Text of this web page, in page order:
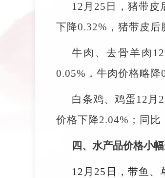
12月25日，猪带皮
下降0.32%，猪带皮后
牛肉、去骨羊肉
0.05%，牛肉价格略降
白条鸡、鸡蛋12月
价格下降2.04%；同比
四、水产品价格小
12月25日，带鱼